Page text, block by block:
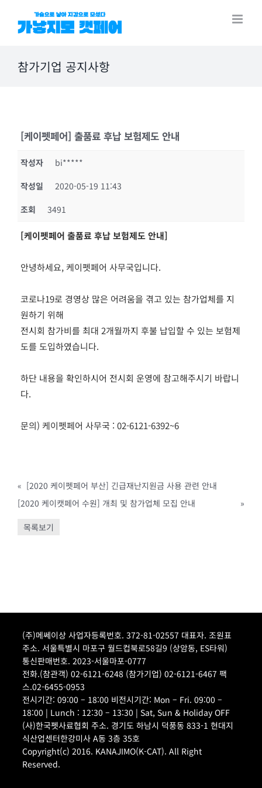
참가기업 공지사항
[케이펫페어] 출품료 후납 보험제도 안내
작성자
bi*****
작성일
2020-05-19 11:43
조회
3491
[케이펫페어 출품료 후납 보험제도 안내]
안녕하세요, 케이펫페어 사무국입니다.
코로나19로 경영상 많은 어려움을 겪고 있는 참가업체를 지
원하기 위해
전시회 참가비를 최대 2개월까지 후불 납입할 수 있는 보험제
도를 도입하였습니다.
하단 내용을 확인하시어 전시회 운영에 참고해주시기 바랍니
다.
문의) 케이펫페어 사무국 : 02-6121-6392~6
« [2020 케이펫페어 부산] 긴급재난지원금 사용 관련 안내
[2020 케이캣페어 수원] 개최 및 참가업체 모집 안내
»
목록보기
(주)메쎄이상 사업자등록번호. 372-81-02557 대표자. 조원표
주소. 서울특별시 마포구 월드컵북로58길9 (상암동, ES타워)
통신판매번호. 2023-서울마포-0777
전화.(참관객) 02-6121-6248 (참가기업) 02-6121-6467 팩
스.02-6455-0953
전시기간: 09:00 – 18:00 비전시기간: Mon – Fri. 09:00 –
18:00 | Lunch : 12:30 – 13:30 | Sat, Sun & Holiday OFF
(사)한국펫사료협회 주소. 경기도 하남시 덕풍동 833-1 현대지
식산업센터한강미사 A동 3층 35호
Copyright(c) 2016. KANAJIMO(K-CAT). All Right
Reserved.